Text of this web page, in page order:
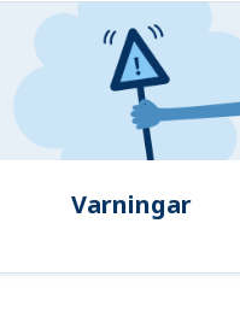
Varningar